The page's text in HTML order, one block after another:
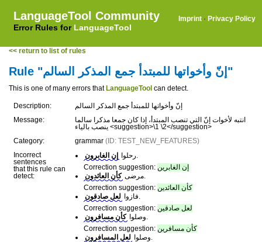
LanguageTool Community
Error Rules for LanguageTool
Imprint · Privacy Policy
<< return to list of rules
Rule "إنّ وأخواتها للمبتدأ جمع المذكر السالم"
This is one of many errors that LanguageTool can detect.
Description:
إنّ وأخواتها للمبتدأ جمع المذكر السالم
Message:
انتبه لأخوات إنّ التي تنصب المبتدأ، إذا كان جمعا مذكرا سالما
ينصب بالياء <suggestion>\1 \2</suggestion>
Category:
grammar (ID: TEST_NEW_FEATURES)
Incorrect
sentences
that this rule can
detect:
رحلوا إن الغابرون
.
Correction suggestion: إن الغابرين
مرضى كأن العائدون
.
Correction suggestion: كأن العائدين
فازوا
لعل صادقون
.
Correction suggestion: لعل صادقين
وصلوا
كأن مسافرون
.
Correction suggestion: كأن مسافرين
وصلوا
لعل المسافرون
.